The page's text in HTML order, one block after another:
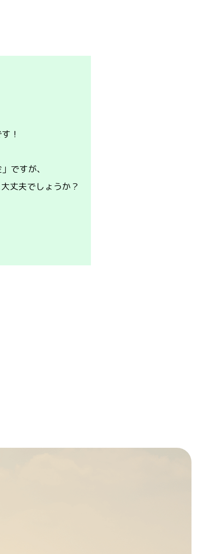
！
ですが、
丈夫でしょうか？